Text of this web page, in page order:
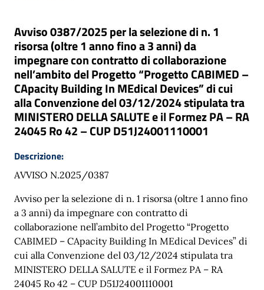
Avviso 0387/2025 per la selezione di n. 1
risorsa (oltre 1 anno fino a 3 anni) da
impegnare con contratto di collaborazione
nell’ambito del Progetto “Progetto CABIMED –
CApacity Building In MEdical Devices” di cui
alla Convenzione del 03/12/2024 stipulata tra
MINISTERO DELLA SALUTE e il Formez PA – RA
24045 Ro 42 – CUP D51J24001110001
Descrizione:
AVVISO N.2025/0387
Avviso per la selezione di n. 1 risorsa (oltre 1 anno fino
a 3 anni) da impegnare con contratto di
collaborazione nell’ambito del Progetto “Progetto
CABIMED – CApacity Building In MEdical Devices” di
cui alla Convenzione del 03/12/2024 stipulata tra
MINISTERO DELLA SALUTE e il Formez PA – RA
24045 Ro 42 – CUP D51J24001110001